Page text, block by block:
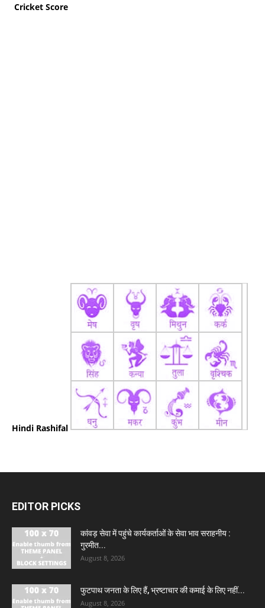
Cricket Score
Hindi Rashifal
EDITOR PICKS
कांवड़ सेवा में पहुंचे कार्यकर्ताओं के सेवा भाव सराहनीय :
गुरमीत...
August 8, 2026
फुटपाथ जनता के लिए हैं, भ्रष्टाचार की कमाई के लिए नहीं...
August 8, 2026